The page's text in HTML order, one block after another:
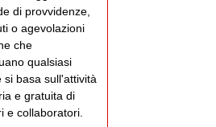
di provvidenze,
o agevolazioni
che
qualsiasi
si basa sull'attività
e gratuita di
e collaboratori.